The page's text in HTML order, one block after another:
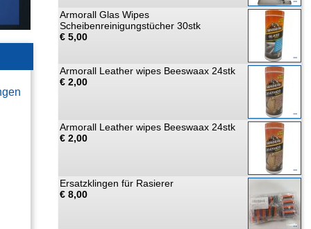
Armorall Glas Wipes
Scheibenreinigungstücher 30stk
€ 5,00
Armorall Leather wipes Beeswaax 24stk
€ 2,00
Armorall Leather wipes Beeswaax 24stk
€ 2,00
Ersatzklingen für Rasierer
€ 8,00